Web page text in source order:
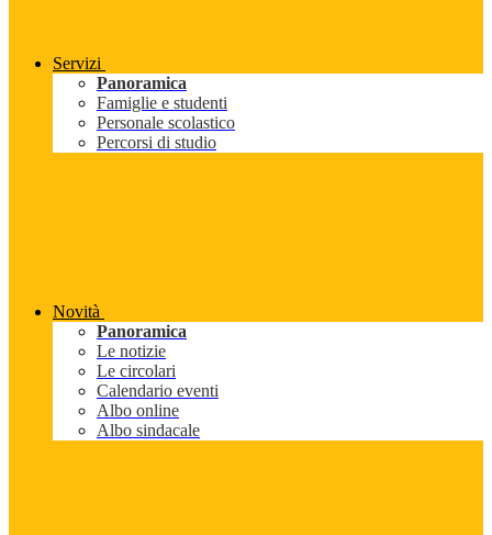
Servizi
Panoramica
Famiglie e studenti
Personale scolastico
Percorsi di studio
Novità
Panoramica
Le notizie
Le circolari
Calendario eventi
Albo online
Albo sindacale